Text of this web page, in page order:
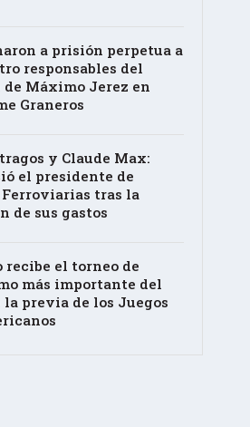
a prisión perpetua a
responsables del
Máximo Jerez en
Graneros
y Claude Max:
el presidente de
tras la
de sus gastos
recibe el torneo de
más importante del
la previa de los Juegos